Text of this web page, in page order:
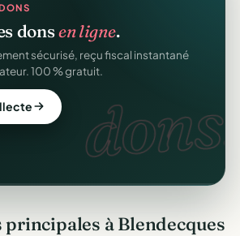
dons.
donsen ligne.
sécurisé, reçu fiscal instantané
100 % gratuit.
à Blendecques